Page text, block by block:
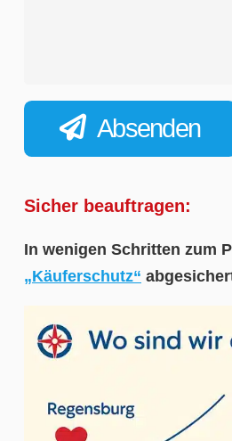
Absenden
Sicher beauftragen:
In wenigen Schritten zum
„Käuferschutz“